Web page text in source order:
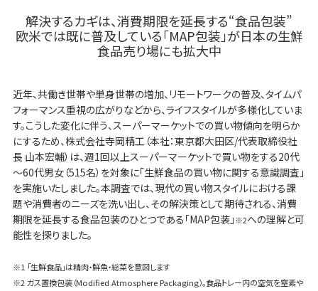
解決するカギは、消費期限を延長する“食品包装”
欧米では既に普及している「MAP包装」が日本の生鮮
食品売り場にも拡大中
近年、共働き世帯や単身世帯の増加、リモートワークの普及、タイムパ
フォーマンス重視の広がりなどから、ライフスタイルが多様化していま
す。こうした変化に伴う、スーパーマーケットでの買い物傾向を明らか
にするため、株式会社寺岡精工（本社：東京都大田区/代表取締役社
長 山本宏輔）は、週1回以上スーパーマーケットで買い物をする20代
～60代男女（515名）を対象に「生鮮食品の買い物に関する意識調査」
を実施いたしました。本調査では、現代の買い物スタイルにおける課
題や消費者のニーズを洗い出し、その解決策として期待される、消費
期限を延長する食品包装のひとつである「MAP包装」※2への理解と可
能性を探りました。
※1 「生鮮食品」は精肉・鮮魚・総菜を意図します
※2 ガス置換包装（Modified Atmosphere Packaging）。食品トレー内の空気を窒素や